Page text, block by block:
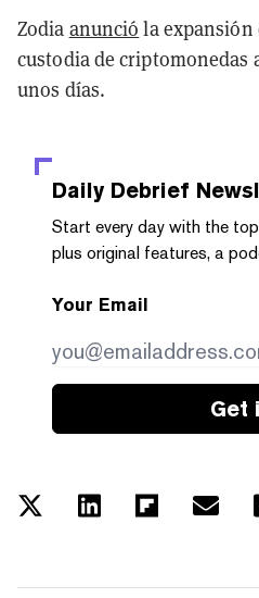
Zodia anunció la expansión
custodia de criptomonedas
unos días.
Daily Debrief
Start every day with the
plus original features, a
Your Email
Get